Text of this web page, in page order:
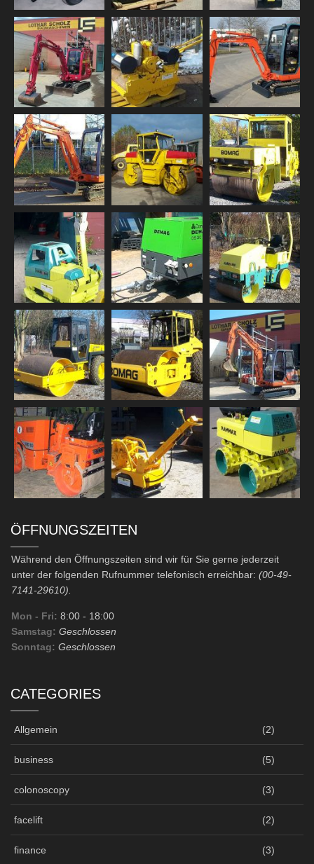
ÖFFNUNGSZEITEN
Während den Öffnungszeiten sind wir für Sie gerne jederzeit
unter der folgenden Rufnummer telefonisch erreichbar: (00-49-
7141-29610).
Mon - Fri: 8:00 - 18:00
Samstag: Geschlossen
Sonntag: Geschlossen
CATEGORIES
Allgemein (2)
business (5)
colonoscopy (3)
facelift (2)
finance (3)